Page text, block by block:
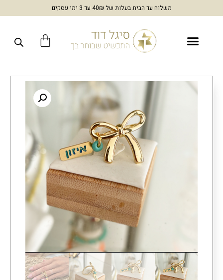
משלוח עד הבית בעלות של 40₪ עד 3 ימי עסקים